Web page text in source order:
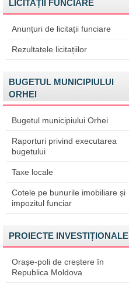
LICITAȚII FUNCIARE
Anunțuri de licitații funciare
Rezultatele licitațiilor
BUGETUL MUNICIPIULUI
ORHEI
Bugetul municipiului Orhei
Raporturi privind executarea
bugetului
Taxe locale
Cotele pe bunurile imobiliare și
impozitul funciar
PROIECTE INVESTIȚIONALE
Orașe-poli de creștere în
Republica Moldova